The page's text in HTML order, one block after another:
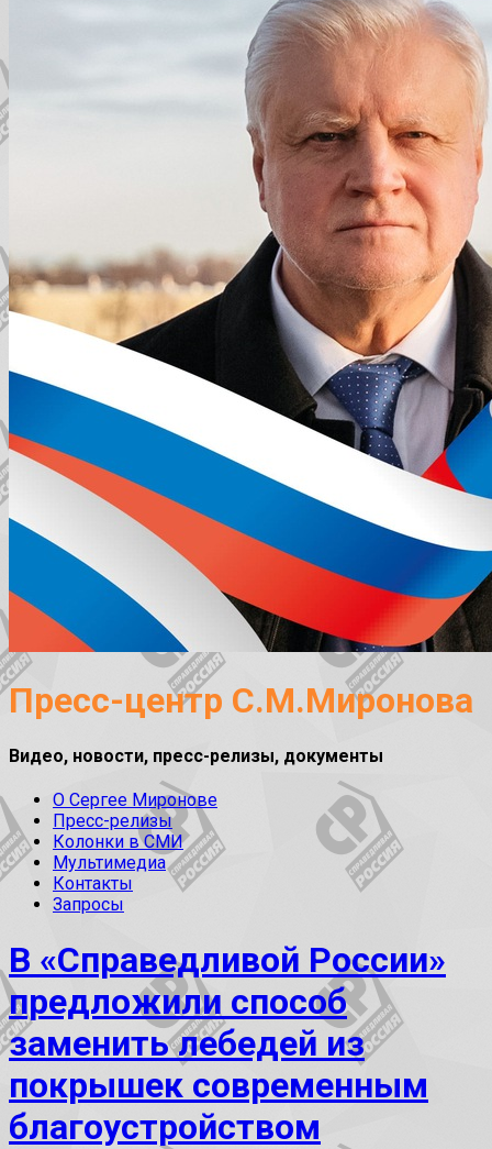
Пресс-центр С.М.Миронова
Видео, новости, пресс-релизы, документы
О Сергее Миронове
Пресс-релизы
Колонки в СМИ
Мультимедиа
Контакты
Запросы
В «Справедливой России»
предложили способ
заменить лебедей из
покрышек современным
благоустройством